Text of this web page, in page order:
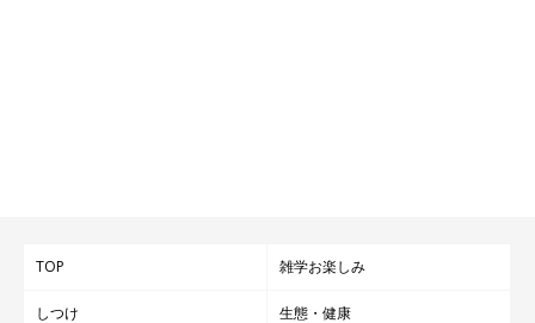
TOP 雑学お楽しみ
しつけ 生態・健康